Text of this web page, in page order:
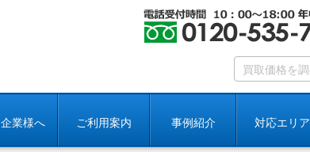
業様へ ご利用案内 事例紹介 対応エリア